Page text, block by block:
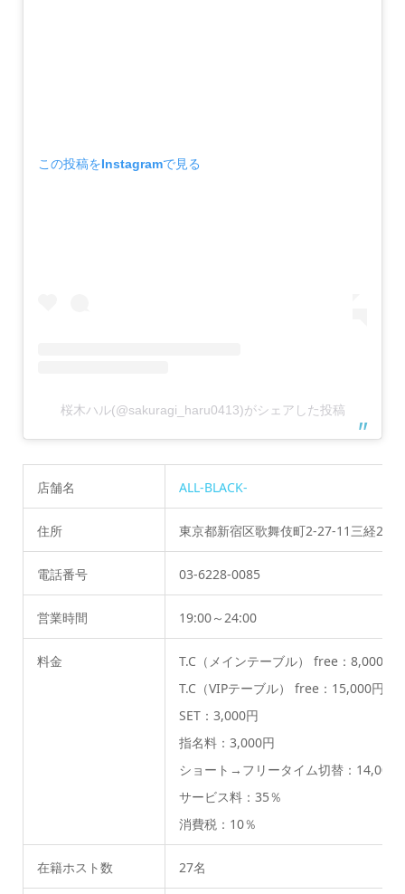
この投稿をInstagramで見る
桜木ハル(@sakuragi_haru0413)がシェアした投稿
店舗名 ALL-BLACK-
住所 東京都新宿区歌舞伎町2-27-11三経27
電話番号 03-6228-0085
営業時間 19:00～24:00
料金
T.C（メインテーブル） free：8,000
T.C（VIPテーブル） free：15,000円
SET：3,000円
指名料：3,000円
ショート→フリータイム切替：14,000
サービス料：35％
消費税：10％
在籍ホスト数 27名